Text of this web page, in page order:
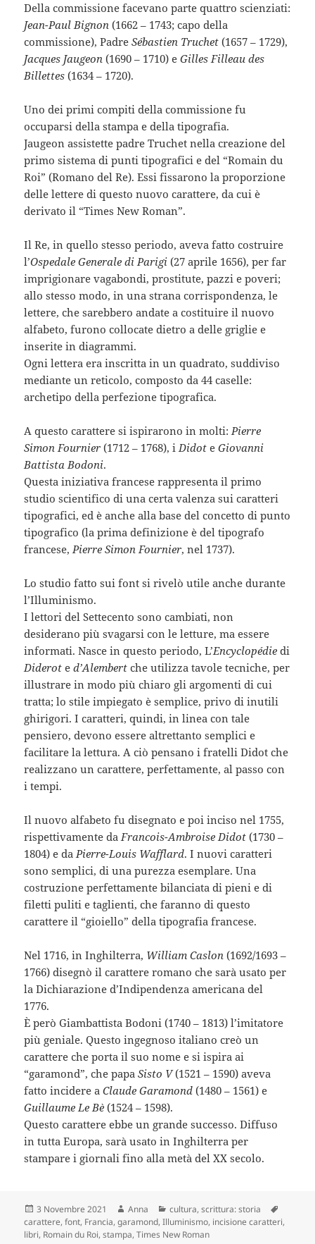
Della commissione facevano parte quattro scienziati:
Jean-Paul Bignon (1662 – 1743; capo della
commissione), PadreSébastien Truchet (1657 – 1729),
Jacques Jaugeon (1690 – 1710) eGilles Filleau des
Billettes (1634 – 1720).
Uno dei primi compiti della commissione fu
occuparsi della stampa e della tipografia.
Jaugeon assistette padre Truchet nella creazione del
primo sistema di punti tipografici e del “Romain du
Roi” (Romano del Re). Essi fissarono la proporzione
delle lettere di questo nuovo carattere, da cui è
derivato il “Times New Roman”.
Il Re, in quello stesso periodo, aveva fatto costruire
l’Ospedale Generale di Parigi (27 aprile 1656), per far
imprigionare vagabondi, prostitute, pazzi e poveri;
allo stesso modo, in una strana corrispondenza, le
lettere, che sarebbero andate a costituire il nuovo
alfabeto, furono collocate dietro a delle griglie e
inserite in diagrammi.
Ogni lettera era inscritta in un quadrato, suddiviso
mediante un reticolo, composto da 44 caselle:
archetipo della perfezione tipografica.
A questo carattere si ispirarono in molti:Pierre
Simon Fournier (1712 – 1768), iDidot eGiovanni
Battista Bodoni.
Questa iniziativa francese rappresenta il primo
studio scientifico di una certa valenza sui caratteri
tipografici, ed è anche alla base del concetto di punto
tipografico (la prima definizione è del tipografo
francese,Pierre Simon Fournier, nel 1737).
Lo studio fatto sui font si rivelò utile anche durante
l’Illuminismo.
I lettori del Settecento sono cambiati, non
desiderano più svagarsi con le letture, ma essere
informati. Nasce in questo periodo, L’Encyclopédie di
Diderot ed’Alembert che utilizza tavole tecniche, per
illustrare in modo più chiaro gli argomenti di cui
tratta; lo stile impiegato è semplice, privo di inutili
ghirigori. I caratteri, quindi, in linea con tale
pensiero, devono essere altrettanto semplici e
facilitare la lettura. A ciò pensano i fratelli Didot che
realizzano un carattere, perfettamente, al passo con
i tempi.
Il nuovo alfabeto fu disegnato e poi inciso nel 1755,
rispettivamente daFrancois-Ambroise Didot (1730 –
1804) e daPierre-Louis Wafflard. I nuovi caratteri
sono semplici, di una purezza esemplare. Una
costruzione perfettamente bilanciata di pieni e di
filetti puliti e taglienti, che faranno di questo
carattere il “gioiello” della tipografia francese.
Nel 1716, in Inghilterra, William Caslon (1692/1693 –
1766) disegnò il carattere romano che sarà usato per
la Dichiarazione d’Indipendenza americana del
1776.
È però Giambattista Bodoni (1740 – 1813) l’imitatore
più geniale. Questo ingegnoso italiano creò un
carattere che porta il suo nome e si ispira ai
“garamond”, che papaSisto V(1521 – 1590) aveva
fatto incidere aClaude Garamond (1480 – 1561) e
Guillaume Le Bè (1524 – 1598).
Questo carattere ebbe un grande successo. Diffuso
in tutta Europa, sarà usato in Inghilterra per
stampare i giornali fino alla metà del XX secolo.
Scritto
il
3 Novembre 2021 Autore
Anna Categorie
cultura,scrittura: storia
carattere,font, Francia,garamond,Illuminismo, incisione caratteri,
libri, Romain du Roi,stampa,Times New Roman